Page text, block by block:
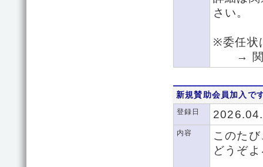
さい。
※委任状
→ 関
新規賛助会員加入で
登録日
内容
このた
どうぞ